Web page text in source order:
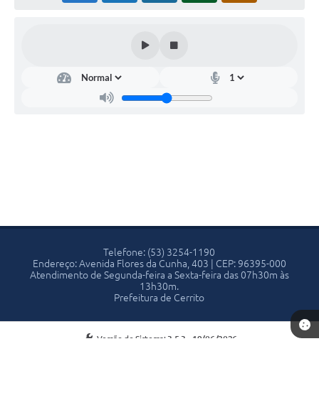
Telefone: (53) 3254-1190
Endereço: Avenida Flores da Cunha, 403 | CEP: 96395-000
Atendimento de Segunda-feira a Sexta-feira das 07h30m às
13h30m.
Prefeitura de Cerrito
Versão do Sistema: 3.5.3 - 19/06/2026